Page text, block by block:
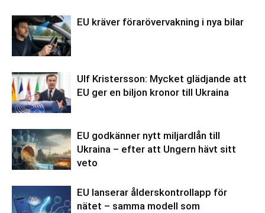
EU kräver förarövervakning i nya bilar
Ulf Kristersson: Mycket glädjande att
EU ger en biljon kronor till Ukraina
EU godkänner nytt miljardlån till
Ukraina – efter att Ungern hävt sitt
veto
EU lanserar ålderskontrollapp för
nätet – samma modell som